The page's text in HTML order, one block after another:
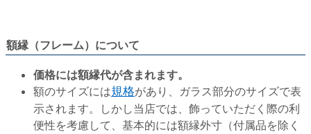
額縁（フレーム）について
価格には額縁代が含まれます。
額のサイズには規格があり、ガラス部分のサイズで表
示されます。しかし当店では、飾っていただく際の利
便性を考慮して、基本的には額縁外寸（付属品を除く